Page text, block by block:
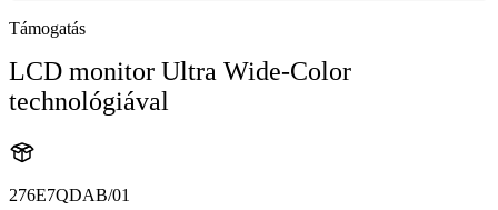
Támogatás
LCD monitor Ultra Wide-Color
technológiával
276E7QDAB/01